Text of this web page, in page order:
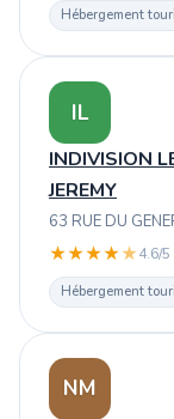
Hébergement
IL
INDIVISION
JEREMY
63 RUE DU
★★★★★4.6/5
Hébergement
NM